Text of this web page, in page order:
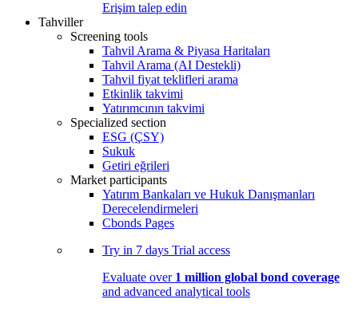
Erişim talep edin
Tahviller
Screening tools
Tahvil Arama & Piyasa Haritaları
Tahvil Arama (AI Destekli)
Tahvil fiyat teklifleri arama
Etkinlik takvimi
Yatırımcının takvimi
Specialized section
ESG (ÇSY)
Sukuk
Getiri eğrileri
Market participants
Yatırım Bankaları ve Hukuk Danışmanları
Derecelendirmeleri
Cbonds Pages
Try in 7 days Trial access
Evaluate over 1 million global bond coverage
and advanced analytical tools